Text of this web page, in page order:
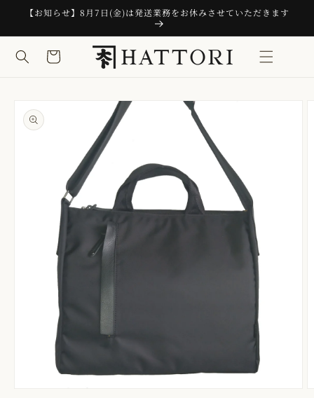
ンツに
【お知らせ】8月7日(金)は発送業務をお休みさせていただきます
カ
ー
報にス
キップ